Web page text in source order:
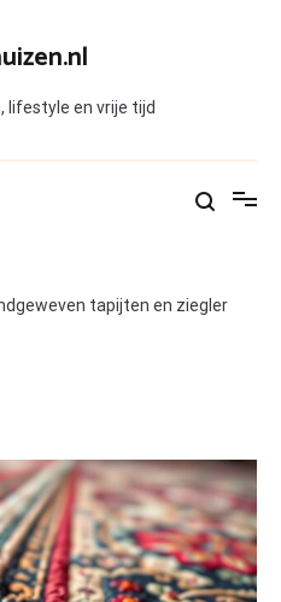
lifestyle en vrije tijd
tapijten en ziegler